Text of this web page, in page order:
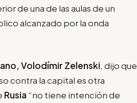
de una de las aulas de un
alcanzado por la onda
Volodímir Zelenski, dijo que
contra la capital es otra
Rusia “no tiene intención de